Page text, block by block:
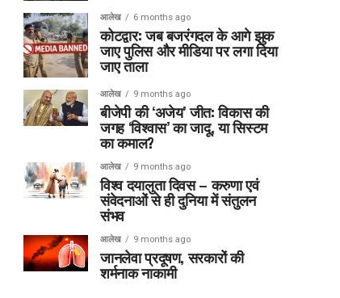
आलेख 6 months ago
कोटद्वार: जब बजरंगदल के आगे झुक
जाए पुलिस और मीडिया पर लगा दिया
जाए ताला
आलेख 9 months ago
बीजेपी की ‘अजेय’ जीत: विकास की
जगह ‘विश्वास’ का जादू, या सिस्टम
का कमाल?
आलेख 9 months ago
विश्व दयालुता दिवस – करुणा एवं
संवेदनाओं से ही दुनिया में संतुलन
संभव
आलेख 9 months ago
जानलेवा प्रदूषण, सरकारों की
शर्मनाक नाकामी